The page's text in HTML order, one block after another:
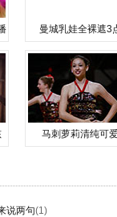
曼城乳娃全裸遮3
马刺萝莉清纯可
说两句(1)